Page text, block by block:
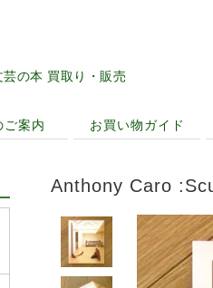
芸の本 買取り・販売
ご案内 お買い物ガイド
Anthony Caro